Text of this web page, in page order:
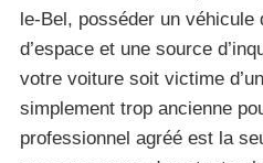
le-Bel, posséder un véhicule
d’espace et une source
votre voiture soit victime
simplement trop ancienne
professionnel agréé est la